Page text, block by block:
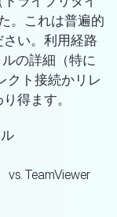
。これは普遍的
い。利用経路
ルの詳細（特に
クト接続かリレ
得ます。
TeamViewer